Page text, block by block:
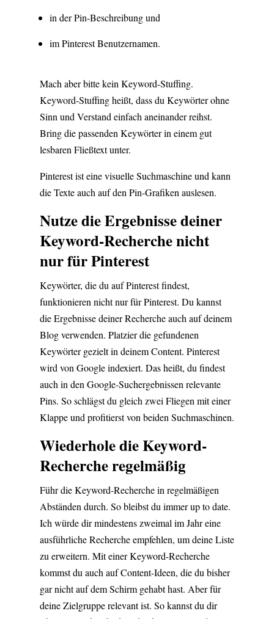
in der Pin-Beschreibung und
im Pinterest Benutzernamen.
Mach aber bitte kein Keyword-Stuffing.
Keyword-Stuffing heißt, dass du Keywörter ohne
Sinn und Verstand einfach aneinander reihst.
Bring die passenden Keywörter in einem gut
lesbaren Fließtext unter.
Pinterest ist eine visuelle Suchmaschine und kann
die Texte auch auf den Pin-Grafiken auslesen.
Nutze die Ergebnisse deiner
Keyword-Recherche nicht
nur für Pinterest
Keywörter, die du auf Pinterest findest,
funktionieren nicht nur für Pinterest. Du kannst
die Ergebnisse deiner Recherche auch auf deinem
Blog verwenden. Platzier die gefundenen
Keywörter gezielt in deinem Content. Pinterest
wird von Google indexiert. Das heißt, du findest
auch in den Google-Suchergebnissen relevante
Pins. So schlägst du gleich zwei Fliegen mit einer
Klappe und profitierst von beiden Suchmaschinen.
Wiederhole die Keyword-
Recherche regelmäßig
Führ die Keyword-Recherche in regelmäßigen
Abständen durch. So bleibst du immer up to date.
Ich würde dir mindestens zweimal im Jahr eine
ausführliche Recherche empfehlen, um deine Liste
zu erweitern. Mit einer Keyword-Recherche
kommst du auch auf Content-Ideen, die du bisher
gar nicht auf dem Schirm gehabt hast. Aber für
deine Zielgruppe relevant ist. So kannst du dir